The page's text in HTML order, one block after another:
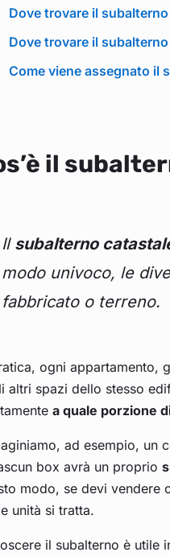
Dove trovare il
Dove trovare il
Come viene assegnato il
il
Il subalterno
modo univoco, le
fabbricato o terreno.
ogni appartamento,
altri spazi dello stesso
a quale porzione
ad esempio, un
box avrà un proprio
modo, se devi vendere
unità si tratta.
il subalterno è utile